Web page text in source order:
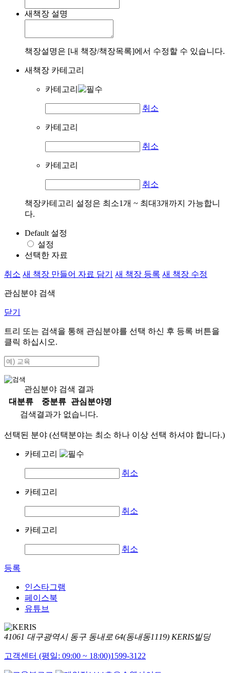
새책장 설명
책장설명은 [내 책장/책장목록]에서 수정할 수 있습니다.
새책장 카테고리
카테고리
취소
카테고리
취소
카테고리
취소
책장카테고리 설정은 최소1개 ~ 최대3개까지 가능합니
다.
Default 설정
설정
선택한 자료
취소 새 책장 만들어 자료 담기 새 책장 등록 새 책장 수정
관심분야 검색
닫기
트리 또는 검색을 통해 관심분야를 선택 하신 후 등록 버튼을
클릭 하십시오.
관심분야 검색 결과
대분류
중분류
관심분야명
검색결과가 없습니다.
선택된 분야 (선택분야는 최소 하나 이상 선택 하셔야 합니다.)
카테고리
취소
카테고리
취소
카테고리
취소
등록
인스타그램
페이스북
유튜브
41061 대구광역시 동구 동내로 64(동내동1119) KERIS빌딩
고객센터 (평일: 09:00 ~ 18:00)1599-3122